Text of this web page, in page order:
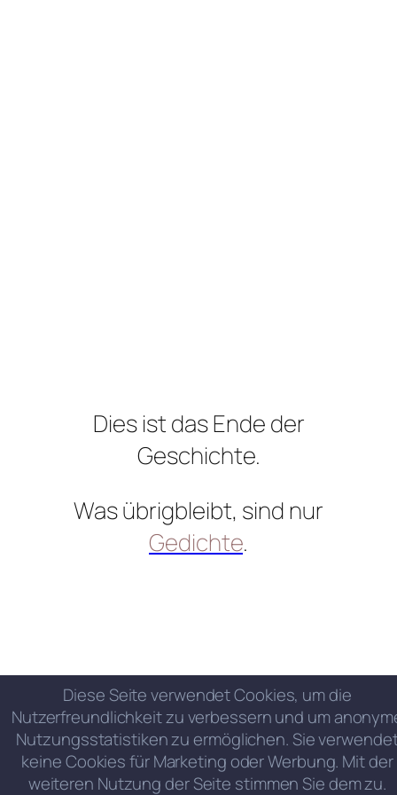
Dies ist das Ende der
Geschichte.
Was übrigbleibt, sind nur
Gedichte.
Diese Seite verwendet Cookies, um die
Nutzerfreundlichkeit zu verbessern und um
Nutzungsstatistiken zu ermöglichen. Sie
keine Cookies für Marketing oder Werbung. Mit der
weiteren Nutzung der Seite stimmen Sie dem zu.